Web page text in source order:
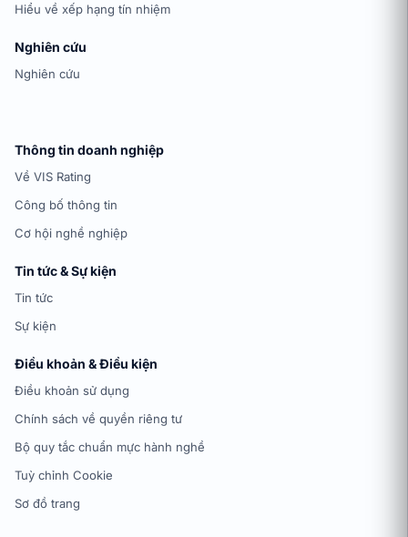
Hiểu về xếp hạng tín nhiệm
Nghiên cứu
Nghiên cứu
Thông tin doanh nghiệp
Về VIS Rating
Công bố thông tin
Cơ hội nghề nghiệp
Tin tức & Sự kiện
Tin tức
Sự kiện
Điều khoản & Điều kiện
Điều khoản sử dụng
Chính sách về quyền riêng tư
Bộ quy tắc chuẩn mực hành nghề
Tuỳ chỉnh Cookie
Sơ đồ trang